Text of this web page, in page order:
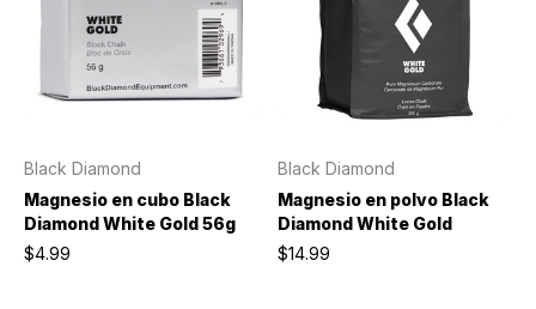
Black Diamond
Magnesio en cubo Black
Diamond White Gold 56g
$4.99
Black Diamond
Magnesio en polvo Black
Diamond White Gold
$14.99